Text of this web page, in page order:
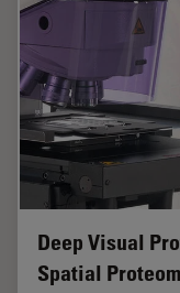
Deep Visual
Spatial